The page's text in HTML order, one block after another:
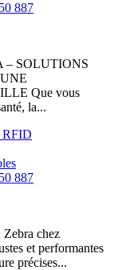
887
– SOLUTIONS
Que vous
la...
RFID
887
chez
et performantes
précises...